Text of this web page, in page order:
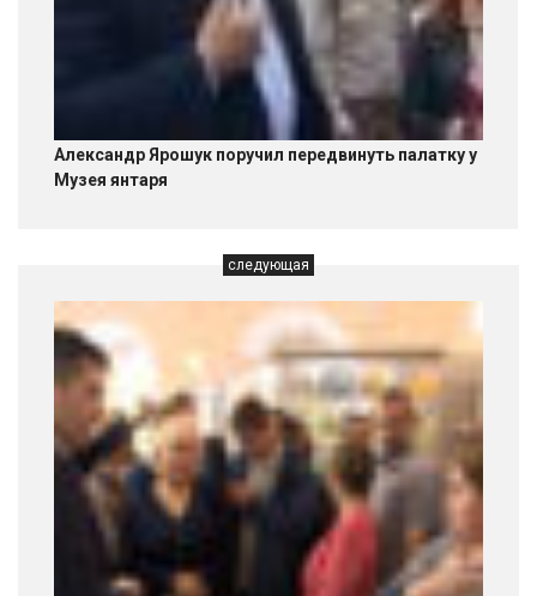
Александр Ярошук поручил передвинуть палатку у
Музея янтаря
следующая